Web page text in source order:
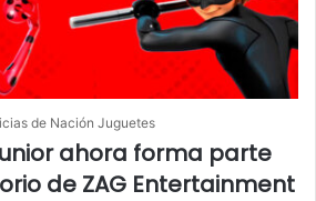
de Nación Juguetes
ahora forma parte
de ZAG Entertainment